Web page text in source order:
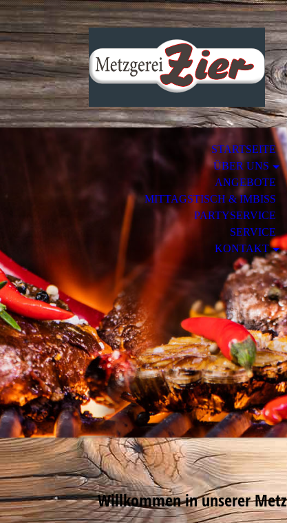
STARTSEITE
ÜBER UNS
ANGEBOTE
MITTAGSTISCH & IMBISS
PARTYSERVICE
SERVICE
KONTAKT
Willkommen in unserer